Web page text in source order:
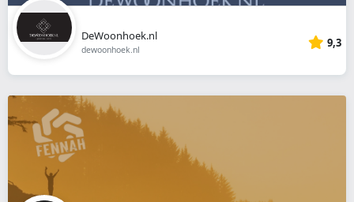
DeWoonhoek.nl
dewoonhoek.nl 9,3